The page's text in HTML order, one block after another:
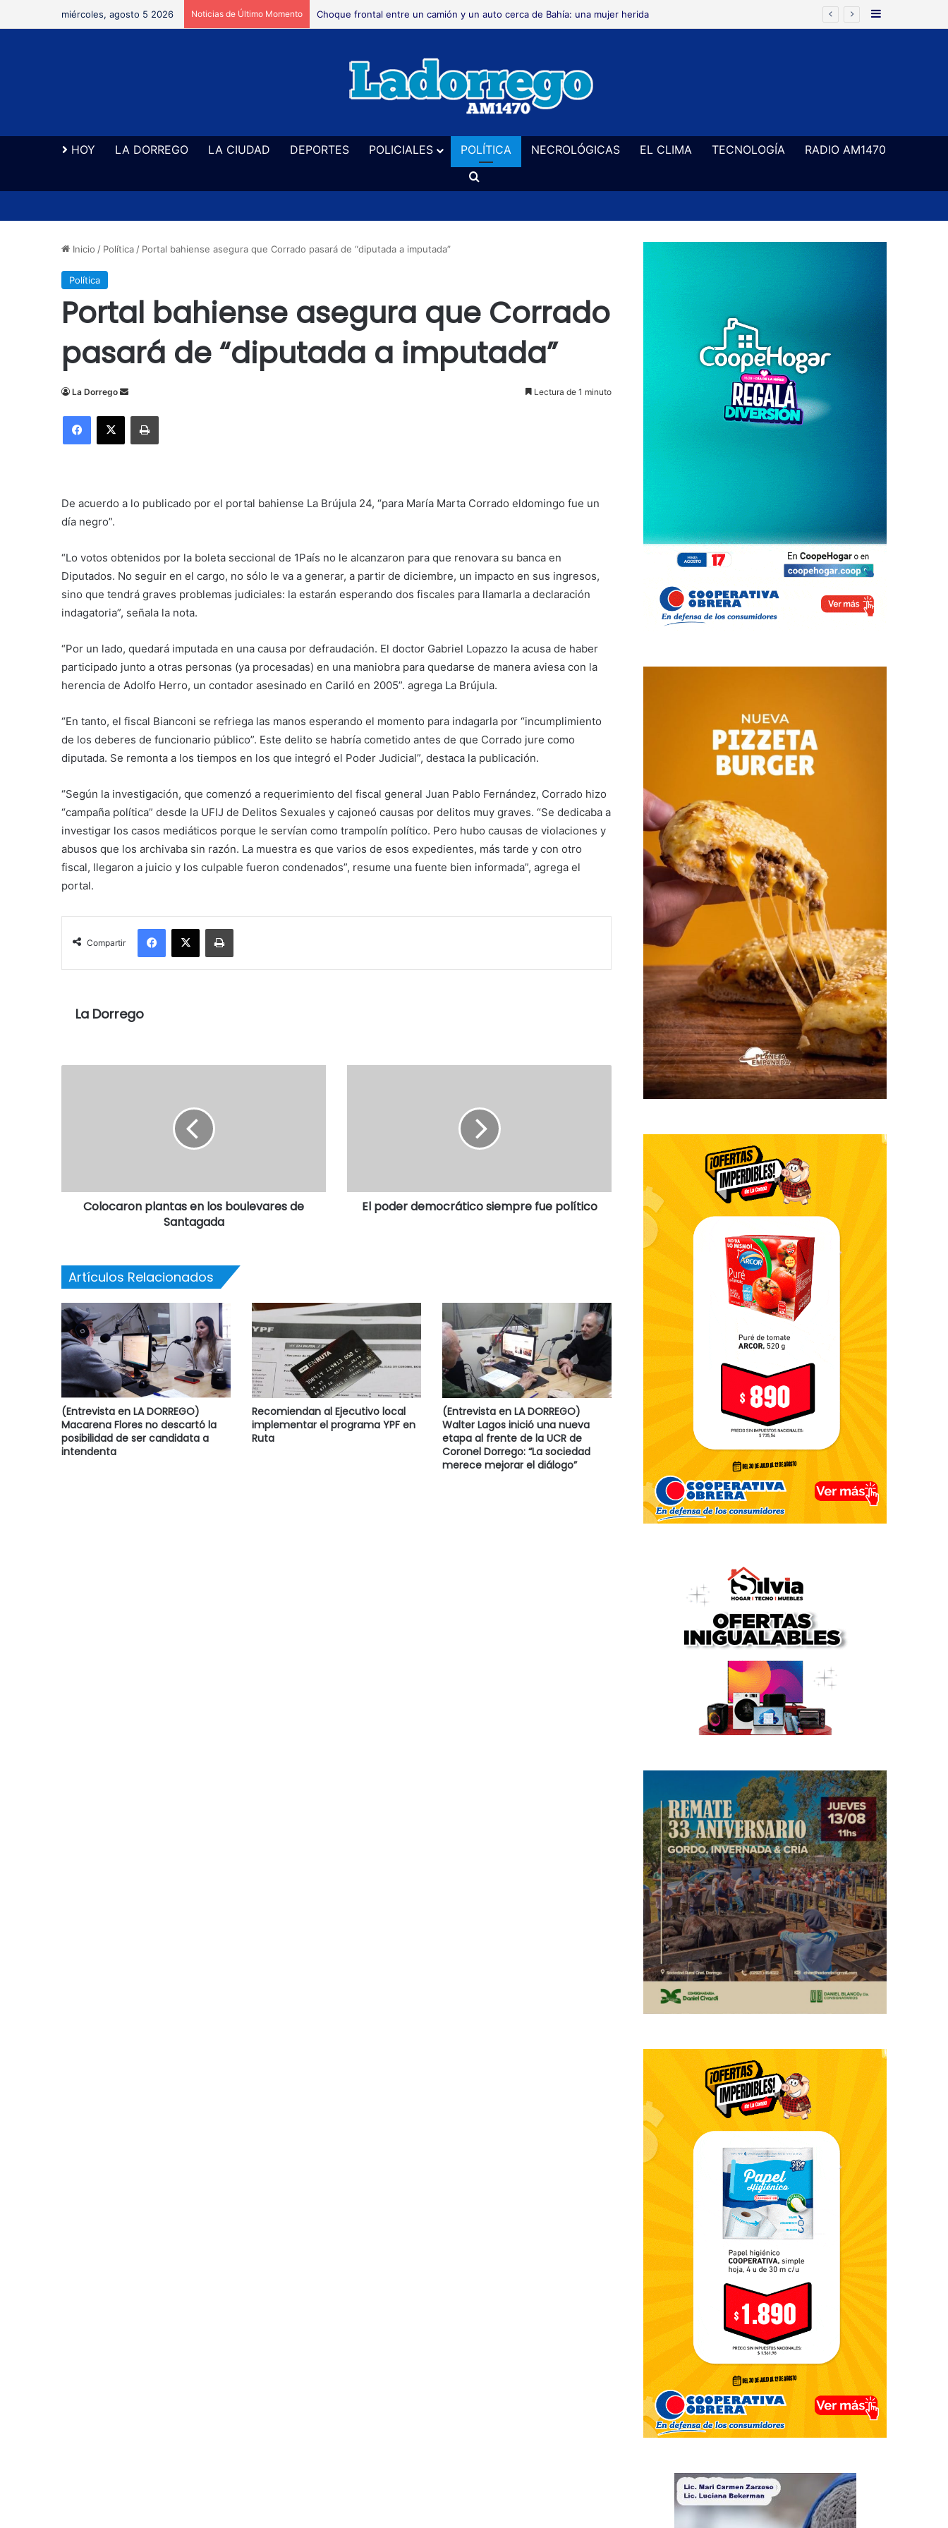
miércoles, agosto 5 2026 Noticias de Último Momento Necrológica Barra Lateral
HOY LA DORREGO LA CIUDAD DEPORTES POLICIALES POLÍTICA NECROLÓGICAS EL CLIMA TECNOLOGÍA
RADIO AM1470
Buscar
Inicio / Política / Portal bahiense asegura que Corrado pasará de “diputada a imputada”
Política
Portal bahiense asegura que Corrado
pasará de “diputada a imputada”
La Dorrego
Send
email
Lectura de 1 minuto
Facebook
X Imprimir
De acuerdo a lo publicado por el portal bahiense La Brújula 24, “para María Marta Corrado eldomingo fue un
día negro”.
“Lo votos obtenidos por la boleta seccional de 1País no le alcanzaron para que renovara su banca en
Diputados. No seguir en el cargo, no sólo le va a generar, a partir de diciembre, un impacto en sus ingresos,
sino que tendrá graves problemas judiciales: la estarán esperando dos fiscales para llamarla a declaración
indagatoria”, señala la nota.
“Por un lado, quedará imputada en una causa por defraudación. El doctor Gabriel Lopazzo la acusa de haber
participado junto a otras personas (ya procesadas) en una maniobra para quedarse de manera aviesa con la
herencia de Adolfo Herro, un contador asesinado en Cariló en 2005”. agrega La Brújula.
“En tanto, el fiscal Bianconi se refriega las manos esperando el momento para indagarla por “incumplimiento
de los deberes de funcionario público”. Este delito se habría cometido antes de que Corrado jure como
diputada. Se remonta a los tiempos en los que integró el Poder Judicial”, destaca la publicación.
“Según la investigación, que comenzó a requerimiento del fiscal general Juan Pablo Fernández, Corrado hizo
“campaña política” desde la UFIJ de Delitos Sexuales y cajoneó causas por delitos muy graves. “Se dedicaba a
investigar los casos mediáticos porque le servían como trampolín político. Pero hubo causas de violaciones y
abusos que los archivaba sin razón. La muestra es que varios de esos expedientes, más tarde y con otro
fiscal, llegaron a juicio y los culpable fueron condenados”, resume una fuente bien informada”, agrega el
portal.
Compartir
Facebook
X Imprimir
La Dorrego
Colocaron plantas en los boulevares de
Santagada
El poder democrático siempre fue político
Artículos Relacionados
(Entrevista en LA DORREGO)
Macarena Flores no descartó la
posibilidad de ser candidata a
intendenta
Recomiendan al Ejecutivo local
implementar el programa YPF en
Ruta
(Entrevista en LA DORREGO)
Walter Lagos inició una nueva
etapa al frente de la UCR de
Coronel Dorrego: “La sociedad
merece mejorar el diálogo”